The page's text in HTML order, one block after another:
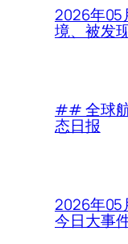
2026年05
境、被发
## 全球
态日报
2026年05
今日大事